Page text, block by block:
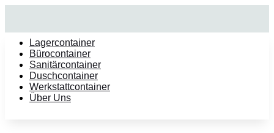
Lagercontainer
Bürocontainer
Sanitärcontainer
Duschcontainer
Werkstattcontainer
Über Uns